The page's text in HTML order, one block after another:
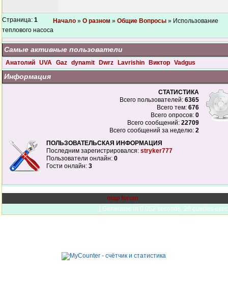
Страница: 1 Начало » О разном » Общие Вопросы » Использование
теплового насоса
Самые активные пользователи
Анатолий UVA Gaz dynamit Dwrz Lavrishin Виктор Vadgus
Информация
СТАТИСТИКА
Всего пользователей: 6365
Всего тем: 676
Всего опросов: 0
Всего сообщений: 22709
Всего сообщений за неделю: 2
ПОЛЬЗОВАТЕЛЬСКАЯ ИНФОРМАЦИЯ
Последним зарегистрировался: stryker777
Пользователи онлайн: 0
Гости онлайн: 3
map forum
[ Generated in 0.052 seconds, 28 queries